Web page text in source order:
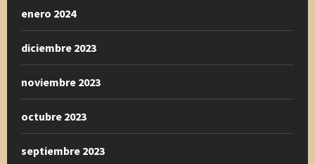
enero 2024
diciembre 2023
noviembre 2023
octubre 2023
septiembre 2023